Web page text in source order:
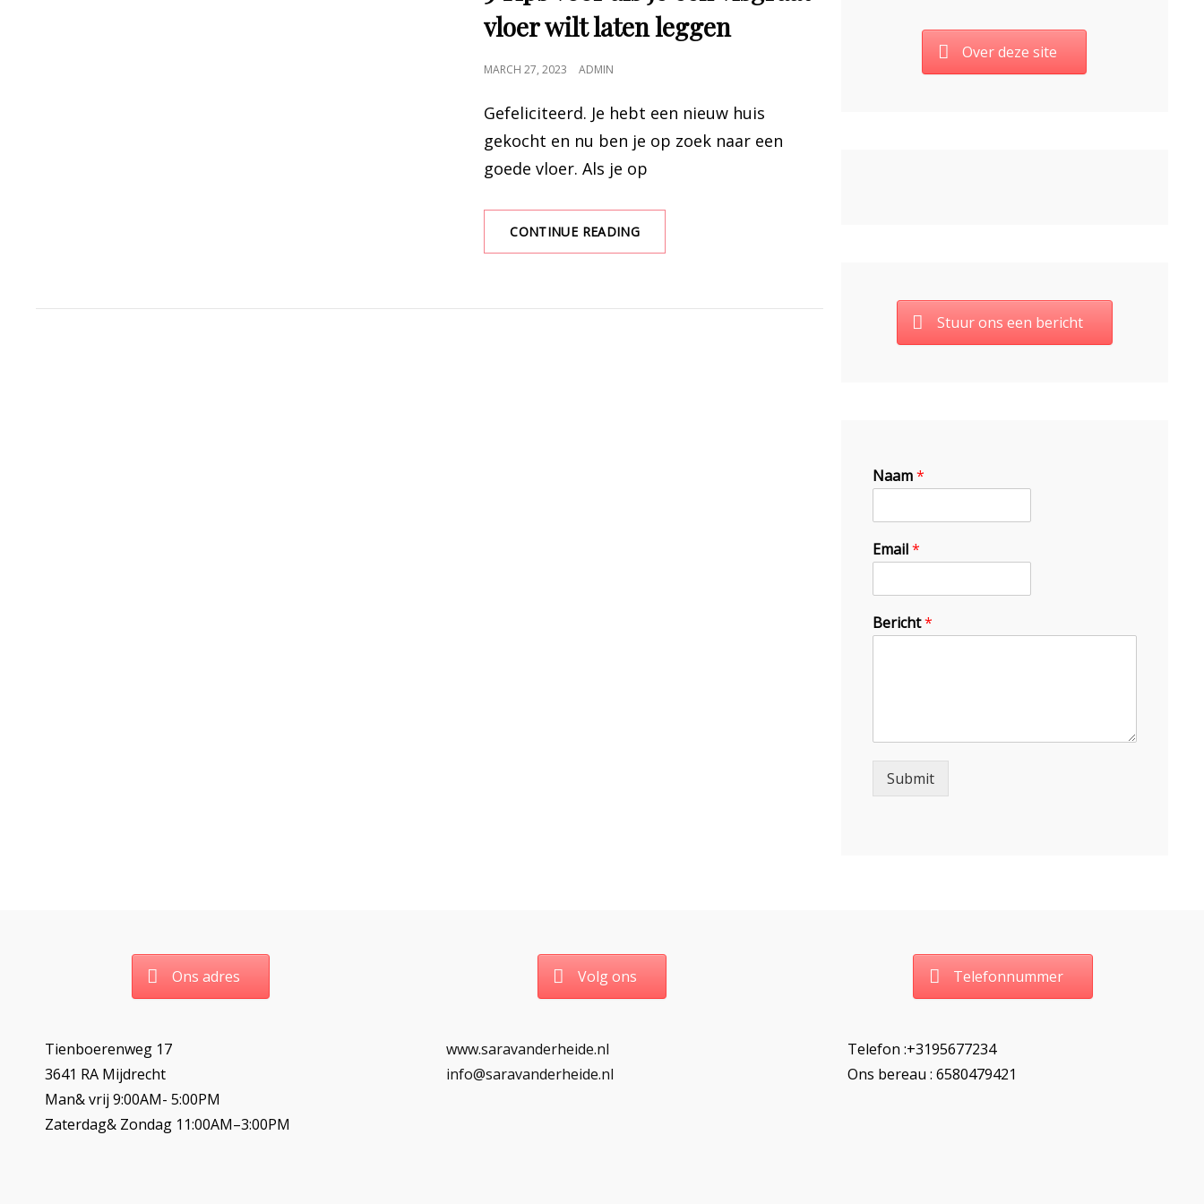
vloer wilt laten leggen
POSTED
MARCH 27, 2023 ADMIN
Gefeliciteerd. Je hebt een nieuw huis
gekocht en nu ben je op zoek naar een
goede vloer. Als je op
CONTINUE READING
TIPS
JE
Over deze site
Stuur ons een bericht
Naam*
Email*
Bericht*
Submit
Ons adres
Tienboerenweg 17
3641 RA Mijdrecht
Man& vrij 9:00AM- 5:00PM
Zaterdag& Zondag 11:00AM–3:00PM
Volg ons
www.saravanderheide.nl
info@saravanderheide.nl
Telefonnummer
Telefon :+3195677234
Ons bereau : 6580479421